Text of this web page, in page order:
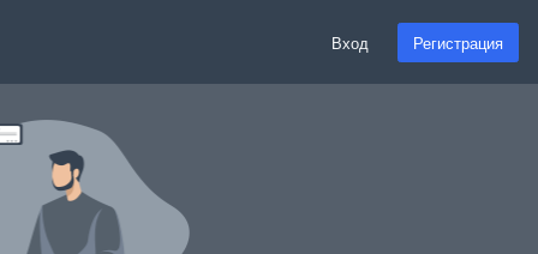
Вход Регистрация